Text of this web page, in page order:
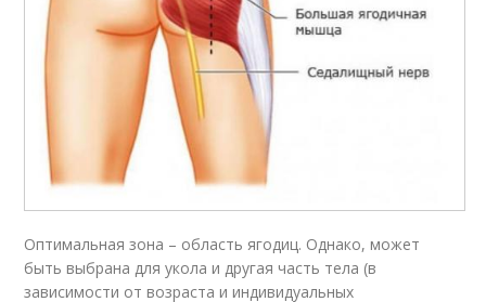
Оптимальная зона – область ягодиц. Однако, может
быть выбрана для укола и другая часть тела (в
зависимости от возраста и индивидуальных